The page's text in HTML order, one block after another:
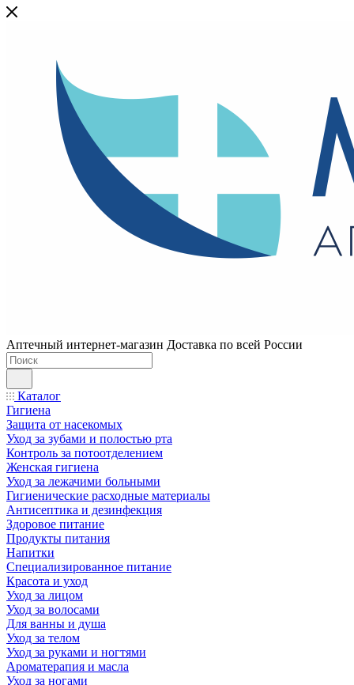
Аптечный интернет-магазин Доставка по всей России
Каталог
Гигиена
Защита от насекомых
Уход за зубами и полостью рта
Контроль за потоотделением
Женская гигиена
Уход за лежачими больными
Гигиенические расходные материалы
Антисептика и дезинфекция
Здоровое питание
Продукты питания
Напитки
Специализированное питание
Красота и уход
Уход за лицом
Уход за волосами
Для ванны и душа
Уход за телом
Уход за руками и ногтями
Ароматерапия и масла
Уход за ногами